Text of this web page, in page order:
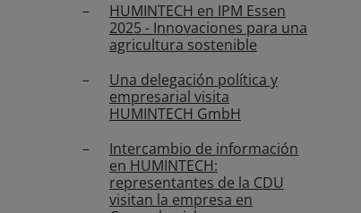
HUMINTECH en IPM Essen
2025 - Innovaciones para una
agricultura sostenible
Una delegación política y
empresarial visita
HUMINTECH GmbH
Intercambio de información
en HUMINTECH:
representantes de la CDU
visitan la empresa en